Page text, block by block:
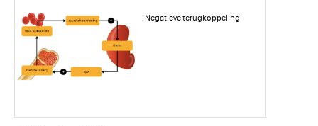
Negatieve terugkoppeling